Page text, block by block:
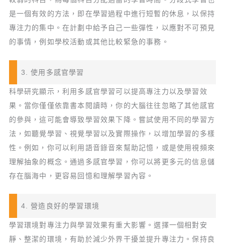
是一個有效的方法，即在學習過程中進行短暫的休息，以保持
專注力的集中。在計劃中給予自己一些彈性，以應對不可預見
的事情，例如學校活動或其他比較緊急的事務。
3. 使用多感官學習
科學研究顯示，利用多感官學習可以提高專注力以及學習效
果。當你僅僅依靠書本閱讀時，你的大腦往往忽略了其他感官
的參與，這可能會導致學習效果下降。嘗試使用不同的學習方
法，如聽覺學習、視覺學習以及實際操作，以增加學習的多樣
性。例如，你可以利用語音錄音來幫助記憶，或是使用視頻來
理解抽象的概念。通過多感官學習，你可以將更多元的信息儲
存在腦海中，更容易回憶和理解學習內容。
4. 營造良好的學習環境
學習環境對專注力與學習效果有重大影響。選擇一個相對安
靜、整潔的環境，有助於減少外界干擾並提升專注力。保持良